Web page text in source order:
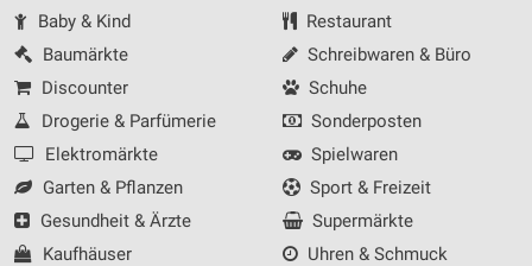
Baby & Kind
Baumärkte
Discounter
Drogerie & Parfümerie
Elektromärkte
Garten & Pflanzen
Gesundheit & Ärzte
Kaufhäuser
Restaurant
Schreibwaren & Büro
Schuhe
Sonderposten
Spielwaren
Sport & Freizeit
Supermärkte
Uhren & Schmuck